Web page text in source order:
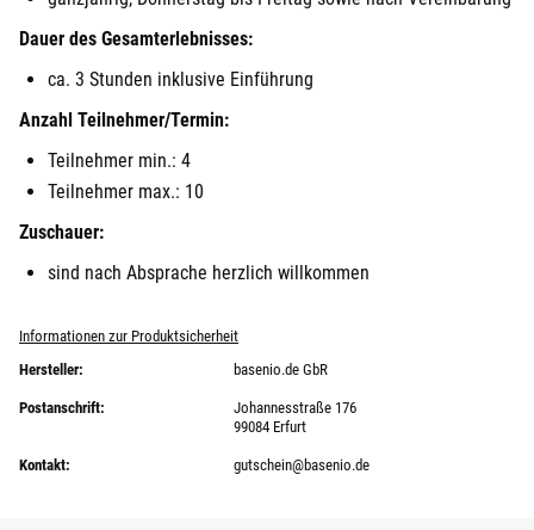
Dauer des Gesamterlebnisses:
ca. 3 Stunden inklusive Einführung
Anzahl Teilnehmer/Termin:
Teilnehmer min.: 4
Teilnehmer max.: 10
Zuschauer:
sind nach Absprache herzlich willkommen
Informationen zur Produktsicherheit
Hersteller:
basenio.de GbR
Postanschrift:
Johannesstraße 176
99084 Erfurt
Kontakt: gutschein@basenio.de